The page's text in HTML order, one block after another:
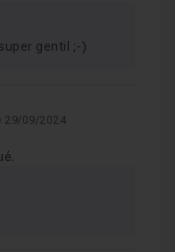
gentil ;-)
29/09/2024